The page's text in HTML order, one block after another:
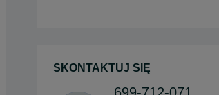
SKONTAKTUJ SIĘ